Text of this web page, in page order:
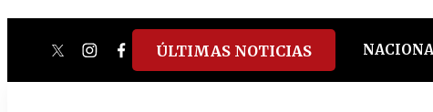
twitterinstagram
facebook
tiktokyoutube
spotify
ÚLTIMAS NOTICIAS